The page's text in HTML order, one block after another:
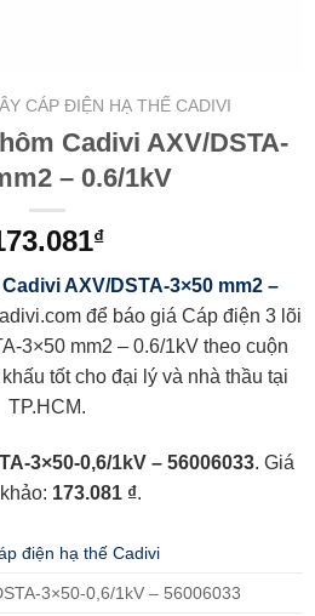
CÁP ĐIỆN HẠ THẾ CADIVI
Cadivi AXV/DSTA-
– 0.6/1kV
₫
AXV/DSTA-3×50 mm2 –
để báo giá Cáp điện 3 lõi
3×50 mm2 – 0.6/1kV theo cuộn
tốt cho đại lý và nhà thầu tại
TP.HCM.
3×50-0,6/1kV – 56006033. Giá
173.081 ₫.
điện hạ thế Cadivi
3×50-0,6/1kV – 56006033